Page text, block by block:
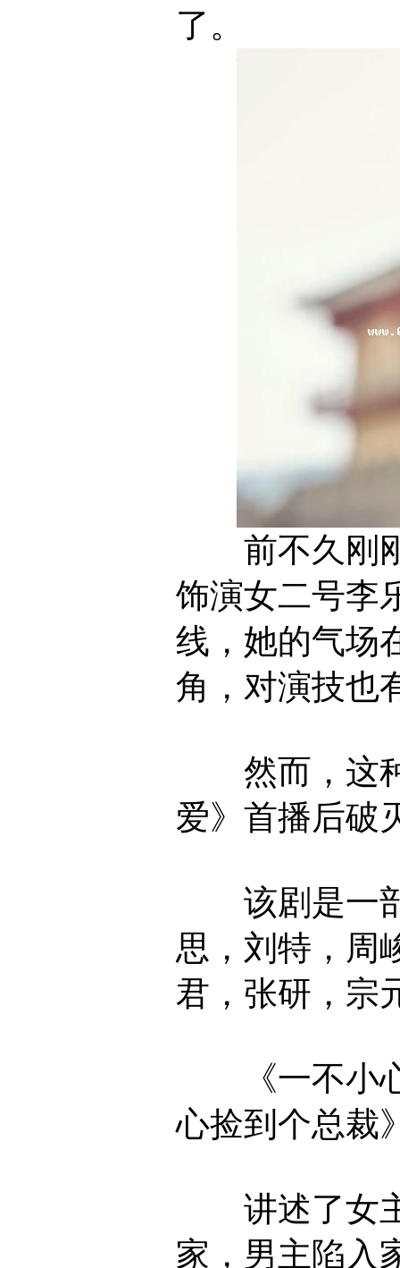
了。
前不久刚刚
饰演女二号李
线，她的气场
角，对演技也
然而，这种
爱》首播后破
该剧是一部
思，刘特，周
君，张研，宗
《一不小心
心捡到个总裁
讲述了女主
家，男主陷入